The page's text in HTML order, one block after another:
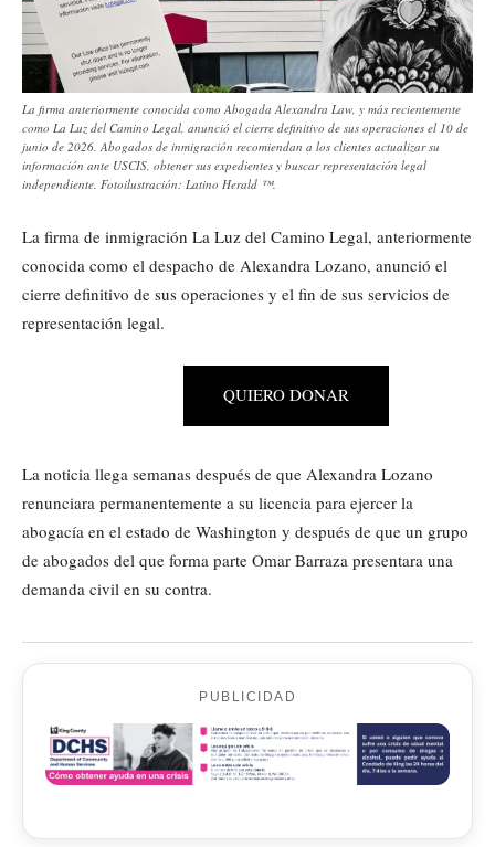
La firma anteriormente conocida como Abogada Alexandra Law, y más recientemente
como La Luz del Camino Legal, anunció el cierre definitivo de sus operaciones el 10 de
junio de 2026. Abogados de inmigración recomiendan a los clientes actualizar su
información ante USCIS, obtener sus expedientes y buscar representación legal
independiente. Fotoilustración: Latino Herald ™.
La firma de inmigración La Luz del Camino Legal, anteriormente
conocida como el despacho de Alexandra Lozano, anunció el
cierre definitivo de sus operaciones y el fin de sus servicios de
representación legal.
QUIERO DONAR
La noticia llega semanas después de que Alexandra Lozano
renunciara permanentemente a su licencia para ejercer la
abogacía en el estado de Washington y después de que un grupo
de abogados del que forma parte Omar Barraza presentara una
demanda civil en su contra.
PUBLICIDAD